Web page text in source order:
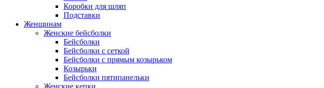
Коробки для шляп
Подставки
Женщинам
Женские бейсболки
Бейсболки
Бейсболки с сеткой
Бейсболки с прямым козырьком
Козырьки
Бейсболки пятипанельки
Женские кепки